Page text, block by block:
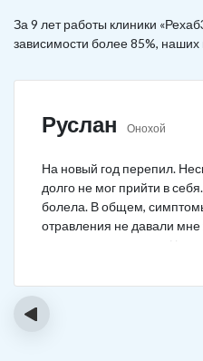
За 9 лет работы клиники
зависимости более 85%, наших
Руслан Онохой
На новый год перепил.
долго не мог прийти в
болела. В общем,
отравления не давали мне
вызвал врача на дом.
нарколог, поставил мне
стало легче.
‹